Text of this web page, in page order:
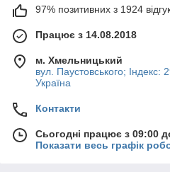
97% позитивних з 1924
Працює з 14.08.2018
м. Хмельницький
вул. Паустовського; Індекс:
Україна
Контакти
Сьогодні працює з 09:00
Показати весь графік